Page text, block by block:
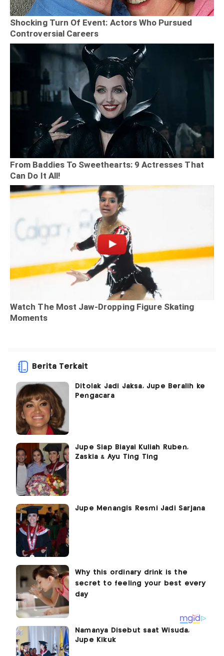
Berita Terkait
Ditolak Jadi Jaksa, Jupe Beralih ke
Pengacara
Jupe Siap Biayai Kuliah Ruben,
Zaskia & Ayu Ting Ting
Jupe Menangis Resmi Jadi Sarjana
Namanya Disebut saat Wisuda,
Jupe Kikuk